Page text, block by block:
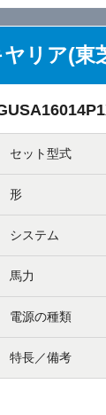
リア(
セット型式
形
システム
馬力
電源の種類
特長／備考